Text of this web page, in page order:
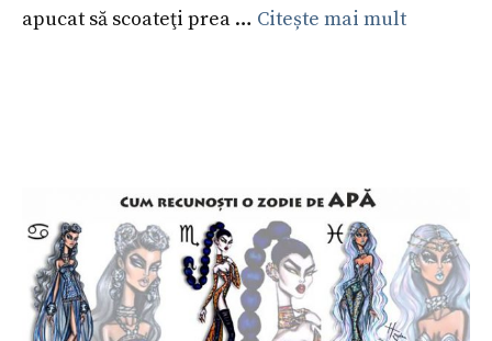
apucat să scoateţi prea … Citește mai mult